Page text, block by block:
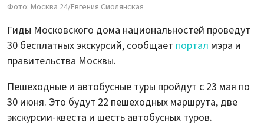
Фото: Москва 24/Евгения Смолянская
Гиды Московского дома национальностей проведут
30 бесплатных экскурсий, сообщает портал мэра и
правительства Москвы.
Пешеходные и автобусные туры пройдут с 23 мая по
30 июня. Это будут 22 пешеходных маршрута, две
экскурсии-квеста и шесть автобусных туров.